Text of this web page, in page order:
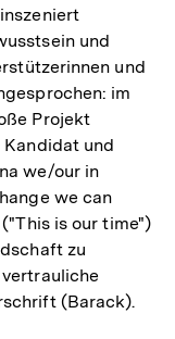
und
und
im
Projekt
und
we/our in
we can
is our time")
zu
(Barack).